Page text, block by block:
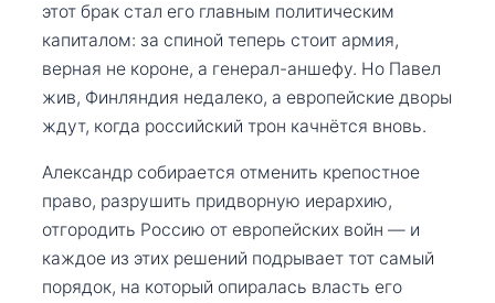
этот брак стал его главным политическим
капиталом: за спиной теперь стоит армия,
верная не короне, а генерал-аншефу. Но Павел
жив, Финляндия недалеко, а европейские дворы
ждут, когда российский трон качнётся вновь.
Александр собирается отменить крепостное
право, разрушить придворную иерархию,
отгородить Россию от европейских войн — и
каждое из этих решений подрывает тот самый
порядок, на который опиралась власть его